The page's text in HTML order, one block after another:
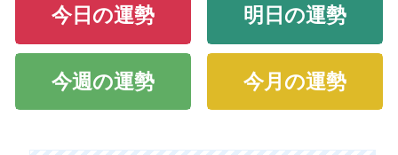
今日の運勢 明日の運勢
今週の運勢 今月の運勢